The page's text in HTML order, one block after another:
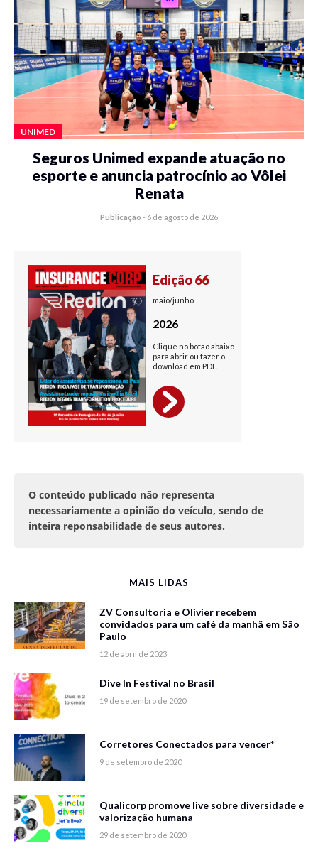
UNIMED
Seguros Unimed expande atuação no
esporte e anuncia patrocínio ao Vôlei
Renata
Publicação - 6 de agosto de 2026
O conteúdo publicado não representa
necessariamente a opinião do veículo, sendo de
inteira reponsabilidade de seus autores.
MAIS LIDAS
ZV Consultoria e Olivier recebem
convidados para um café da manhã em São
Paulo
12 de abril de 2023
Dive In Festival no Brasil
19 de setembro de 2020
Corretores Conectados para vencer*
9 de setembro de 2020
Qualicorp promove live sobre diversidade e
valorização humana
29 de setembro de 2020